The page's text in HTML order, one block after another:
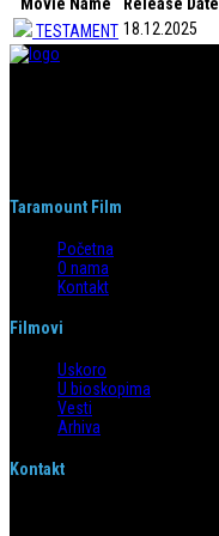
TESTAMENT 18.12.2025
Taramount Film
Početna
O nama
Kontakt
Filmovi
Uskoro
U bioskopima
Vesti
Arhiva
Kontakt